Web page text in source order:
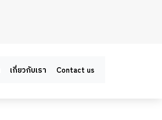
เกี่ยวกับเรา Contact us